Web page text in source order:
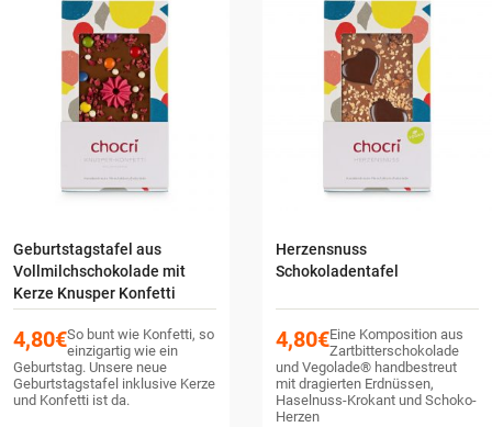
Geburtstagstafel aus
Vollmilchschokolade mit
Kerze Knusper Konfetti
4,80€So bunt wie Konfetti, so
einzigartig wie ein
Geburtstag. Unsere neue
Geburtstagstafel inklusive Kerze
und Konfetti ist da.
Herzensnuss
Schokoladentafel
4,80€Eine Komposition aus
Zartbitterschokolade
und Vegolade® handbestreut
mit dragierten Erdnüssen,
Haselnuss-Krokant und Schoko-
Herzen